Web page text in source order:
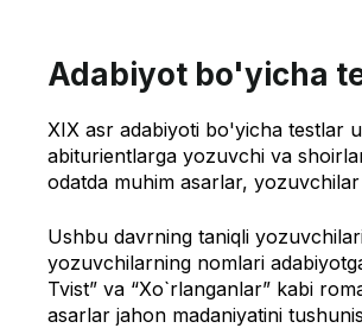
Adabiyot bo'yicha
XIX asr adabiyoti bo'yicha testlar
abiturientlarga yozuvchi va
odatda muhim asarlar,
Ushbu davrning taniqli
yozuvchilarning nomlari
Tvist” va “Xo`rlanganlar” kabi
asarlar jahon madaniyatini